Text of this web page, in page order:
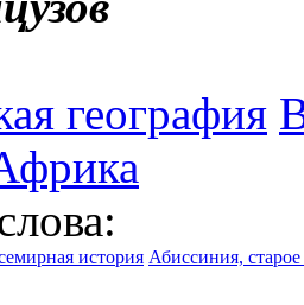
география
история Абиссиния,